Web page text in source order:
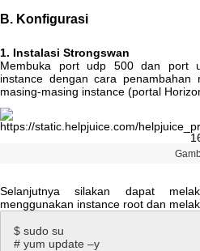
B. Konfigurasi
1. Instalasi Strongswan
Membuka
port udp 500 dan port
instance dengan cara penambahan
masing-masing instance (portal
Selanjutnya silakan dapat
menggunakan instance root dan
$ sudo su
# yum update –y